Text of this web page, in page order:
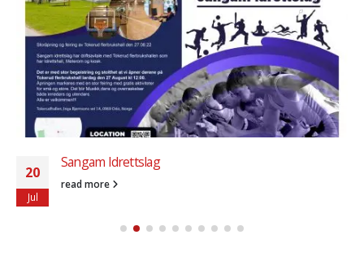
Mar
நாட்களில் நடத்திவருகிறது
நோர்வே தமிழ்ச்சங்கம் பட்மின்டன் பயிற்சிகளை பின்வரும் நாட்களில்
நடத்திவருகிறது. திங்கட்கிழமை - 20.00 - 22.30 -
Ellingsrudhallen செவ்வாய்க்கிழமை - 20.00 - 22.30 -
Ellingsrudhallen வெள்ளிக்கிழமை -...
read more